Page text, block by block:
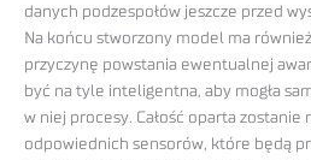
danych podzespołów jeszcze przed
Na końcu stworzony model ma
przyczynę powstania ewentualnej
być na tyle inteligentna, aby mogła
w niej procesy. Całość oparta zostanie
odpowiednich sensorów, które będą